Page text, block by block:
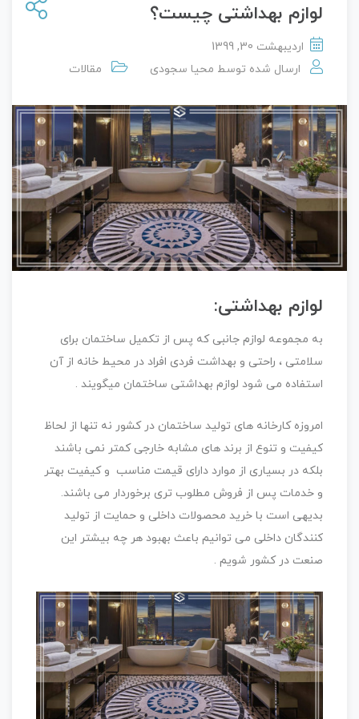
لوازم بهداشتی چیست؟
اردیبهشت 30, 1399
ارسال شده توسط محیا سجودی مقالات
لوازم بهداشتی:
به مجموعه لوازم جانبی که پس از تکمیل ساختمان برای
سلامتی ، راحتی و بهداشت فردی افراد در محیط خانه از آن
استفاده می شود لوازم بهداشتی ساختمان میگویند .
امروزه کارخانه های تولید ساختمان در کشور نه تنها از لحاظ
کیفیت و تنوع از برند های مشابه خارجی کمتر نمی باشند
بلکه در بسیاری از موارد دارای قیمت مناسب و کیفیت بهتر
و خدمات پس از فروش مطلوب تری برخوردار می باشند.
بدیهی است با خرید محصولات داخلی و حمایت از تولید
کنندگان داخلی می توانیم باعث بهبود هر چه بیشتر این
صنعت در کشور شویم .